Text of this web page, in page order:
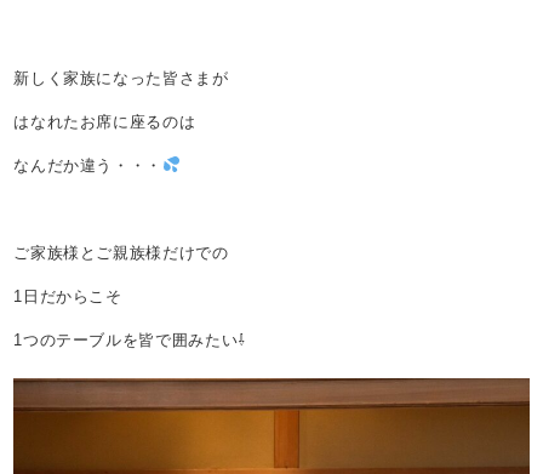
新しく家族になった皆さまが
はなれたお席に座るのは
なんだか違う・・・
ご家族様とご親族様だけでの
1日だからこそ
1つのテーブルを皆で囲みたい⇩